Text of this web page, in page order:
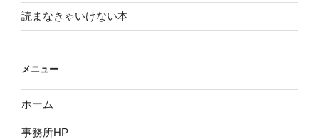
読まなきゃいけない本
メニュー
ホーム
事務所HP